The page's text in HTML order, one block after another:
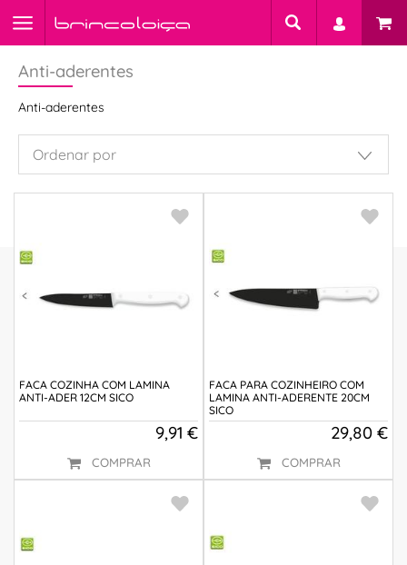
Anti-aderentes
Anti-aderentes
FACA COZINHA COM LAMINA
ANTI-ADER 12CM SICO
9,91 €
COMPRAR
FACA PARA COZINHEIRO COM
LAMINA ANTI-ADERENTE 20CM
SICO
29,80 €
COMPRAR